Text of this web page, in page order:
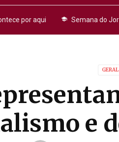
por aqui school Semana do
GERAL
e